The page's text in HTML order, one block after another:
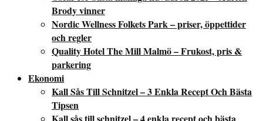
Brody vinner
Nordic Wellness Folkets Park – priser, öppettider
och regler
Quality Hotel The Mill Malmö – Frukost, pris &
parkering
Ekonomi
Kall Sås Till Schnitzel – 3 Enkla Recept Och Bästa
Tipsen